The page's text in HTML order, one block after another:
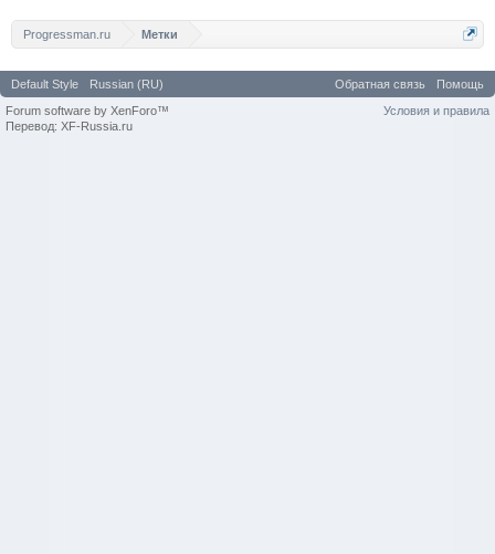
Progressman.ru Метки
Default Style Russian (RU) Обратная связь
Помощь
Условия и правила
Forum software by XenForo™
Перевод: XF-Russia.ru